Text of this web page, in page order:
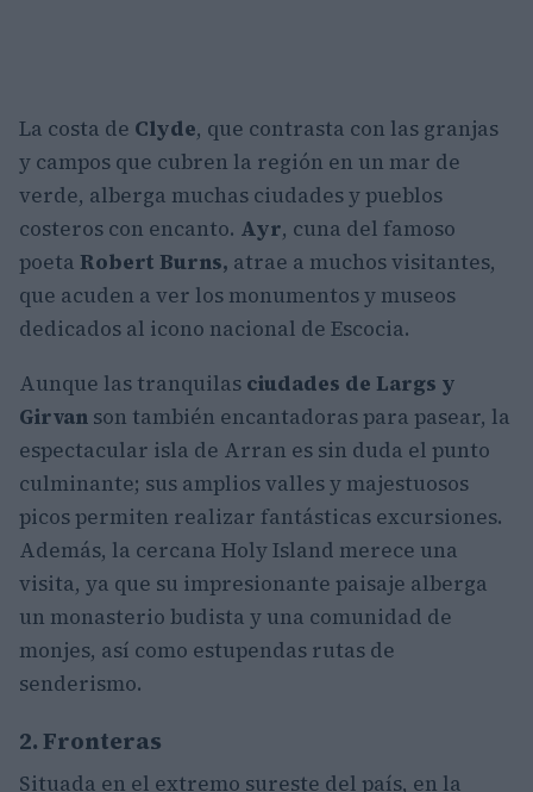
La costa de Clyde, que contrasta con las granjas
y campos que cubren la región en un mar de
verde, alberga muchas ciudades y pueblos
costeros con encanto. Ayr, cuna del famoso
poeta Robert Burns, atrae a muchos visitantes,
que acuden a ver los monumentos y museos
dedicados al icono nacional de Escocia.
Aunque las tranquilas ciudades de Largs y
Girvan son también encantadoras para pasear, la
espectacular isla de Arran es sin duda el punto
culminante; sus amplios valles y majestuosos
picos permiten realizar fantásticas excursiones.
Además, la cercana Holy Island merece una
visita, ya que su impresionante paisaje alberga
un monasterio budista y una comunidad de
monjes, así como estupendas rutas de
senderismo.
2. Fronteras
Situada en el extremo sureste del país, en la